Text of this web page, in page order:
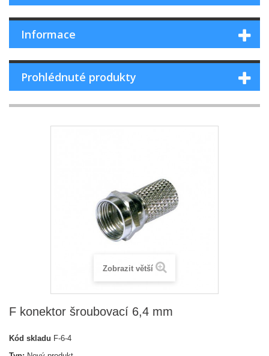
Informace
Prohlédnuté produkty
Zobrazit větší
F konektor šroubovací 6,4 mm
Kód skladu F-6-4